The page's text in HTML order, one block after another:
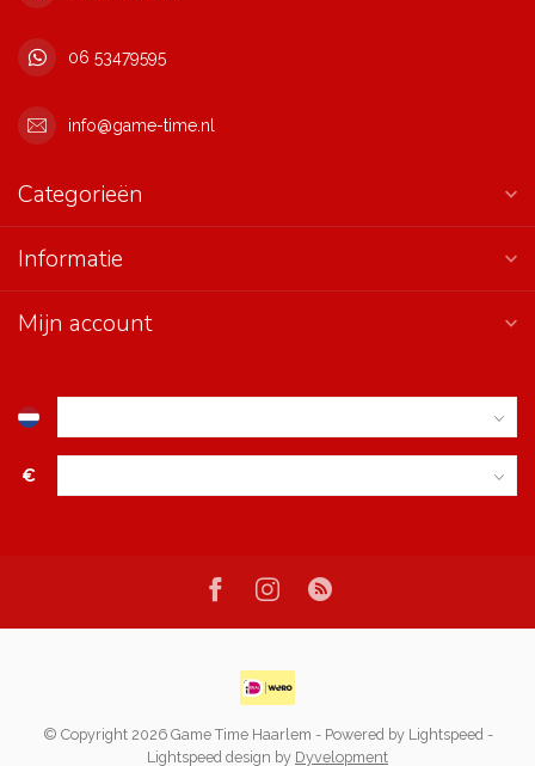
06 53479595
info@game-time.nl
Categorieën
Informatie
Mijn account
€
© Copyright 2026 Game Time Haarlem - Powered by Lightspeed-
Lightspeed design by Dyvelopment